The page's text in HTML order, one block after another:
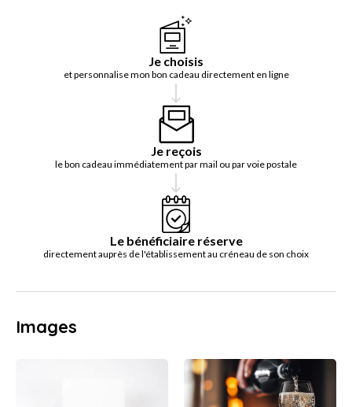
Je choisis
et personnalise mon bon cadeau directement en ligne
Je reçois
le bon cadeau immédiatement par mail ou par voie postale
Le bénéficiaire réserve
directement auprès de l'établissement au créneau de son choix
Images